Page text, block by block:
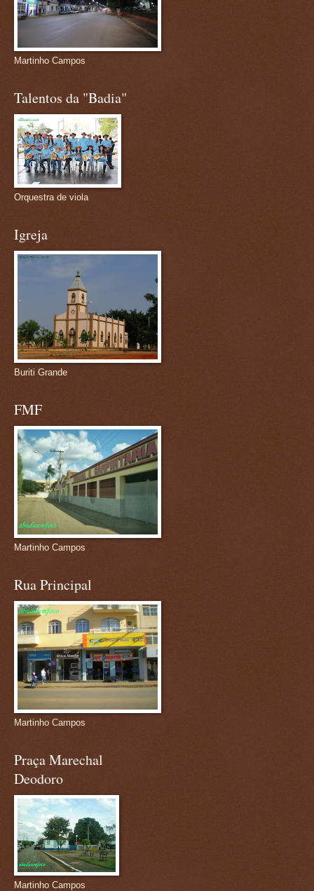
Martinho Campos
Talentos da "Badia"
Orquestra de viola
Igreja
Buriti Grande
FMF
Martinho Campos
Rua Principal
Martinho Campos
Praça Marechal
Deodoro
Martinho Campos